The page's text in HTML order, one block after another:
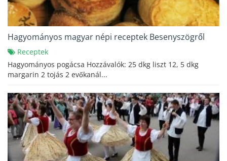
Hagyományos magyar népi receptek Besenyszögről
Receptek
Hagyományos pogácsa Hozzávalók: 25 dkg liszt 12, 5 dkg
margarin 2 tojás 2 evőkanál...